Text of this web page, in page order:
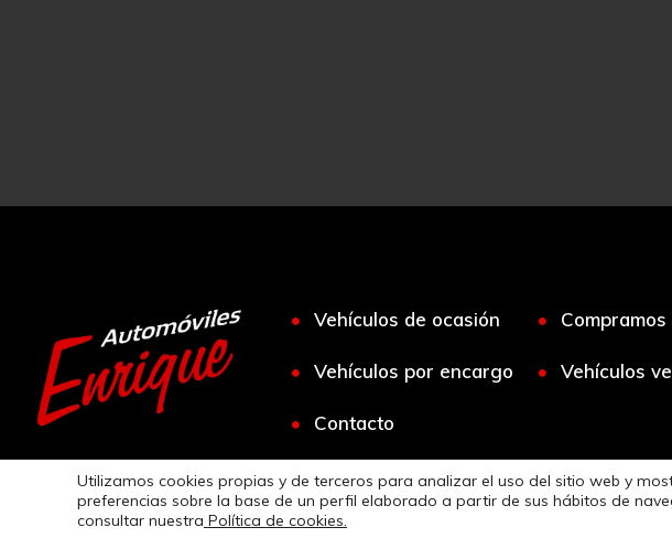
Lugar Veinticuatro, 40
15688 Sigüeiro
A Coruña
Vehículos de ocasión
Vehículos por encargo Vehículos
Contacto
Utilizamos cookies propias y de terceros para analizar el uso del sitio web y
preferencias sobre la base de un perfil elaborado a partir de sus hábitos de
consultar nuestra Política de cookies.